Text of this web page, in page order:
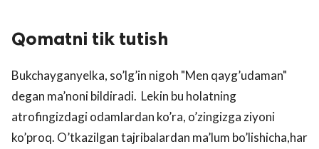
Qomatni tik tutish
Bukchayganyelka, so’lg’in nigoh "Men qayg’udaman"
degan ma’noni bildiradi. Lekin bu holatning
atrofingizdagi odamlardan ko’ra, o’zingizga ziyoni
ko’proq. O’tkazilgan tajribalardan ma’lum bo’lishicha,har